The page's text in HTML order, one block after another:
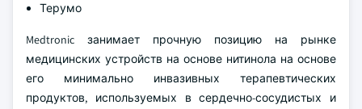
Терумо
Medtronic занимает прочную позицию на рынке
медицинских устройств на основе нитинола на основе
его минимально инвазивных терапевтических
продуктов, используемых в сердечно-сосудистых и